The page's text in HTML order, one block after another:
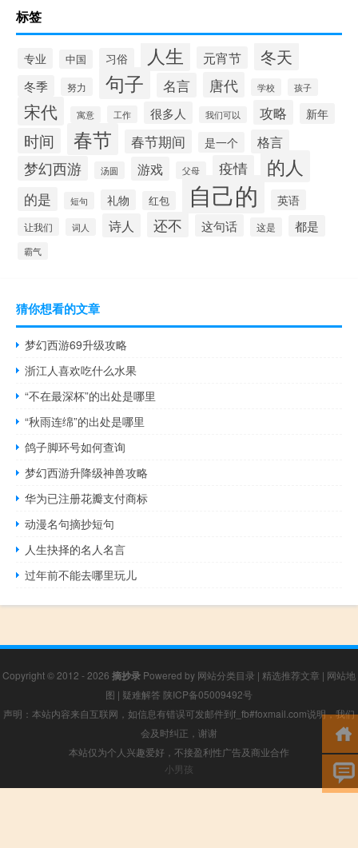
标签
专业 中国 习俗 人生 元宵节 冬天
冬季 努力 句子 名言 唐代 学校 孩子
宋代 寓意 工作 很多人 我们可以 攻略 新年
时间 春节 春节期间 是一个 格言
梦幻西游 汤圆 游戏 父母 疫情 的人
的是 短句 礼物 红包 自己的 英语
让我们 词人 诗人 还不 这句话 这是 都是
霸气
猜你想看的文章
梦幻西游69升级攻略
浙江人喜欢吃什么水果
“不在最深杯”的出处是哪里
“秋雨连绵”的出处是哪里
鸽子脚环号如何查询
梦幻西游升降级神兽攻略
华为已注册花瓣支付商标
动漫名句摘抄短句
人生抉择的名人名言
过年前不能去哪里玩儿
Copyright © 2012 - 2026 摘抄录 Powered by 网站分类目录 | 精选推荐文章 | 网站地
图 | 疑难解答 陕ICP备05009492号
声明：本站内容来自互联网，如信息有错误可发邮件到f_fb#foxmail.com说明，我们
会及时纠正，谢谢
本站仅为个人兴趣爱好，不接盈利性广告及商业合作
小男孩